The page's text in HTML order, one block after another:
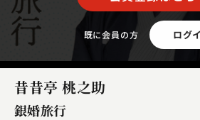
既に会員の方 ログ
昔昔亭 桃之助
銀婚旅行